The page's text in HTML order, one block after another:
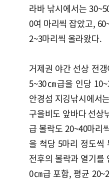
라바 낚시에서는
0여 마리씩 잡았고,
2~3마리씩 올라왔다.
거제권 야간 선상 전
5~30㎝급을 인당
안경섬 지깅낚시에서
구을비도 앞바다 선상
급 볼락도 20~40마리
을 척당 5마리 정도씩
전후의 볼락과 열기를
0㎝급 포함, 평균